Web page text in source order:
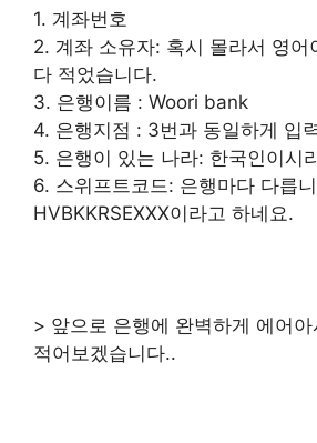
1. 계좌번호
2. 계좌 소유자: 혹시 몰라서 영어
다 적었습니다.
3. 은행이름 : Woori bank
4. 은행지점 : 3번과 동일하게 입
5. 은행이 있는 나라: 한국인이시
6. 스위프트코드: 은행마다 다릅
HVBKKRSEXXX이라고 하네요.
> 앞으로 은행에 완벽하게 에어
적어보겠습니다..